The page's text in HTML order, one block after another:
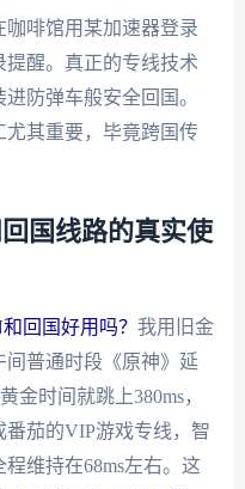
啡馆用某加速器登录
醒。真正的专线技术
防弹车般安全回国。
其重要，毕竟跨国传
国线路的真实使
回国好用吗？ 我用旧金
普通时段《原神》延
金时间就跳上380ms，
番茄的VIP游戏专线，智
维持在68ms左右。这